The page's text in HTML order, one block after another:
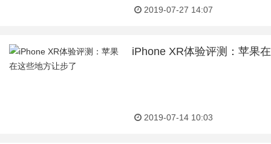
2019-07-27 14:07
iPhone XR体验评测：苹果
2019-07-14 10:03